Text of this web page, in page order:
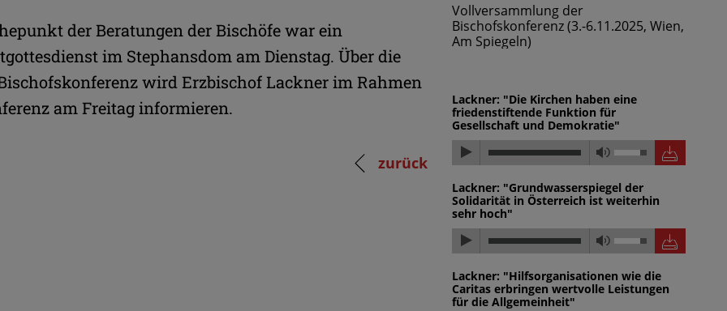
der Beratungen der Bischöfe war ein
im Stephansdom am Dienstag. Über die
wird Erzbischof Lackner im Rahmen
am Freitag informieren.
zurück
bei der
zur
der Bischöfe
7. November 2025 in Wien
Bischofskonferenz (3.-6.11.2025, Wien,
Am Spiegeln)
Vollversammlung der
Bischofskonferenz (3.-6.11.2025, Wien,
Am Spiegeln)
Lackner: "Die Kirchen haben eine
friedenstiftende Funktion für
Gesellschaft und Demokratie"
Lackner: "Grundwasserspiegel der
Solidarität in Österreich ist weiterhin
sehr hoch"
Lackner: "Hilfsorganisationen wie die
Caritas erbringen wertvolle Leistungen
für die Allgemeinheit"